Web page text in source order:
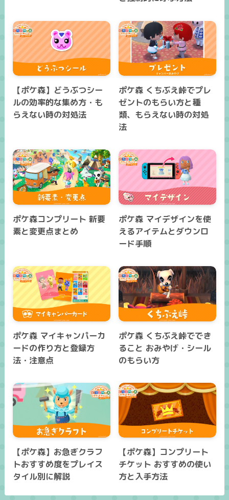
【ポケ森】どうぶつシー
ルの効率的な集め方・も
らえない時の対処法
ポケ森 くちぶえ峠でプレ
ゼントのもらい方と種
類、もらえない時の対処
法
ポケ森コンプリート 新要
素と変更点まとめ
ポケ森 マイデザインを使
えるアイテムとダウンロ
ード手順
ポケ森 マイキャンパーカ
ードの作り方と登録方
法・注意点
ポケ森 くちぶえ峠ででき
ること おみやげ・シール
のもらい方
【ポケ森】お急ぎクラフ
トおすすめ度をプレイス
タイル別に解説
【ポケ森】コンプリート
チケット おすすめの使い
方と入手方法